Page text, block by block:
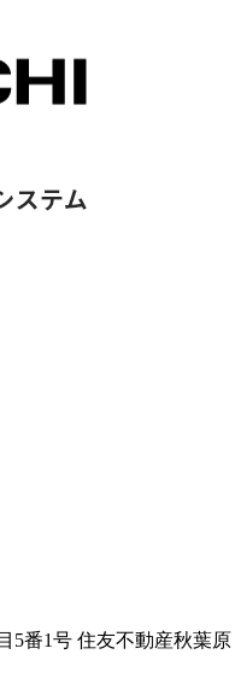
5番1号 住友不動産秋葉原